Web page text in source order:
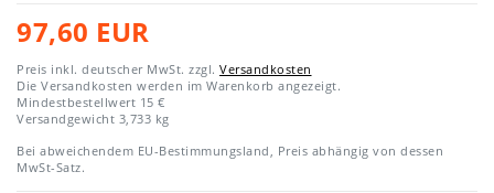
97,60 EUR
Preis inkl. deutscher MwSt. zzgl. Versandkosten
Die Versandkosten werden im Warenkorb angezeigt.
Mindestbestellwert 15 €
Versandgewicht 3,733 kg
Bei abweichendem EU-Bestimmungsland, Preis abhängig von dessen
MwSt-Satz.